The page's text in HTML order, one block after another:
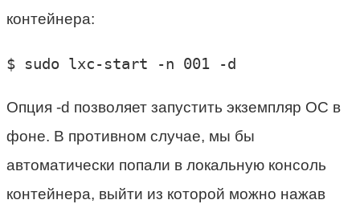
контейнера:
$ sudo lxc-start -n 001 -d
Опция -d позволяет запустить экземпляр ОС в
фоне. В противном случае, мы бы
автоматически попали в локальную консоль
контейнера, выйти из которой можно нажав